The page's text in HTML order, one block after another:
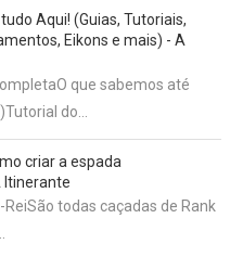
Aqui! (Guias, Tutoriais,
Eikons e mais) - A
que sabemos até
do…
criar a espada
Itinerante
todas caçadas de Rank